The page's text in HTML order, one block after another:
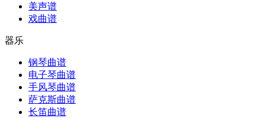
美声谱
戏曲谱
器乐
钢琴曲谱
电子琴曲谱
手风琴曲谱
萨克斯曲谱
长笛曲谱